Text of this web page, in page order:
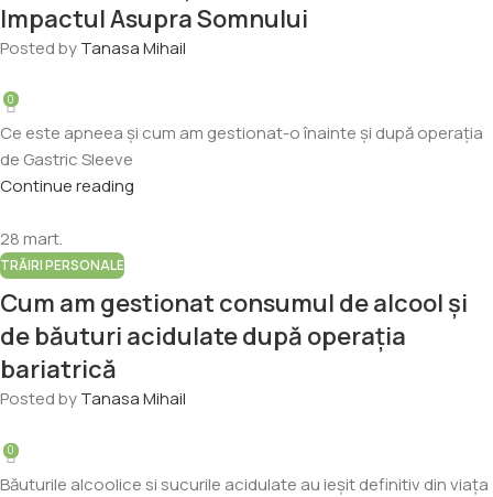
Impactul Asupra Somnului
Posted byTanasa Mihail
0
Ce este apneea și cum am gestionat-o înainte și după operația
de Gastric Sleeve
Continue reading
28mart.
TRĂIRI PERSONALE
Cum am gestionat consumul de alcool și
de băuturi acidulate după operația
bariatrică
Posted byTanasa Mihail
0
Băuturile alcoolice si sucurile acidulate au ieșit definitiv din viața